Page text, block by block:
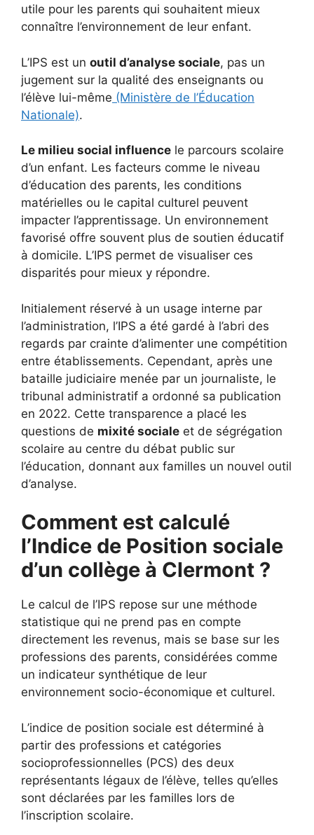
utile pour les parents qui souhaitent mieux
connaître l’environnement de leur enfant.
L’IPS est un outil d’analyse sociale, pas un
jugement sur la qualité des enseignants ou
l’élève lui-même (Ministère de l’Éducation
Nationale).
Le milieu social influence le parcours scolaire
d’un enfant. Les facteurs comme le niveau
d’éducation des parents, les conditions
matérielles ou le capital culturel peuvent
impacter l’apprentissage. Un environnement
favorisé offre souvent plus de soutien éducatif
à domicile. L’IPS permet de visualiser ces
disparités pour mieux y répondre.
Initialement réservé à un usage interne par
l’administration, l’IPS a été gardé à l’abri des
regards par crainte d’alimenter une compétition
entre établissements. Cependant, après une
bataille judiciaire menée par un journaliste, le
tribunal administratif a ordonné sa publication
en 2022. Cette transparence a placé les
questions de mixité sociale et de ségrégation
scolaire au centre du débat public sur
l’éducation, donnant aux familles un nouvel outil
d’analyse.
Comment est calculé
l’Indice de Position sociale
d’un collège à Clermont ?
Le calcul de l’IPS repose sur une méthode
statistique qui ne prend pas en compte
directement les revenus, mais se base sur les
professions des parents, considérées comme
un indicateur synthétique de leur
environnement socio-économique et culturel.
L’indice de position sociale est déterminé à
partir des professions et catégories
socioprofessionnelles (PCS) des deux
représentants légaux de l’élève, telles qu’elles
sont déclarées par les familles lors de
l’inscription scolaire.